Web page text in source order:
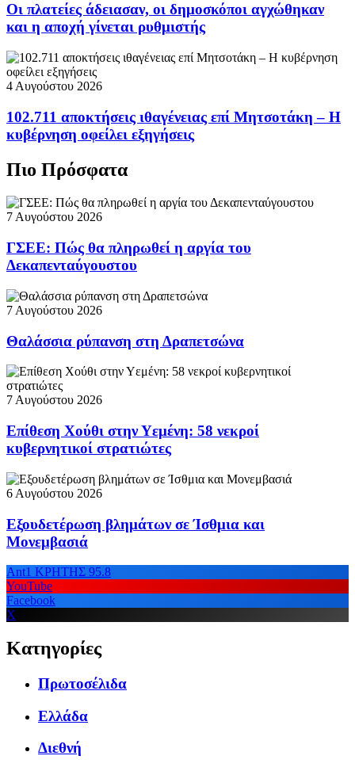
Οι πλατείες άδειασαν, οι δημοσκόποι αγχώθηκαν
και η αποχή γίνεται ρυθμιστής
4 Αυγούστου 2026
102.711 αποκτήσεις ιθαγένειας επί Μητσοτάκη – Η
κυβέρνηση οφείλει εξηγήσεις
Πιο Πρόσφατα
7 Αυγούστου 2026
ΓΣΕΕ: Πώς θα πληρωθεί η αργία του
Δεκαπενταύγουστου
7 Αυγούστου 2026
Θαλάσσια ρύπανση στη Δραπετσώνα
7 Αυγούστου 2026
Επίθεση Χούθι στην Υεμένη: 58 νεκροί
κυβερνητικοί στρατιώτες
6 Αυγούστου 2026
Εξουδετέρωση βλημάτων σε Ίσθμια και
Μονεμβασιά
Ant1 ΚΡΗΤΗΣ 95.8
YouTube
Facebook
X
Κατηγορίες
Πρωτοσέλιδα
Ελλάδα
Διεθνή